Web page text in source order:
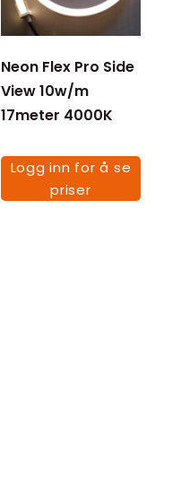
Neon Flex Pro Side
View 10w/m
17meter 4000K
Logg inn for å se
priser